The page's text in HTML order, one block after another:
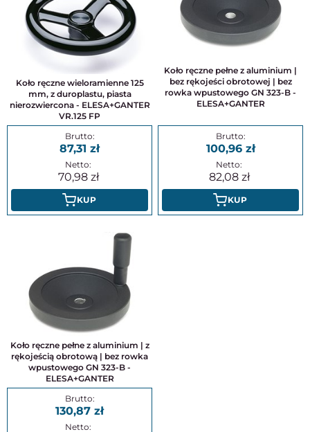
Koło ręczne wieloramienne 125
mm, z duroplastu, piasta
nierozwiercona - ELESA+GANTER
VR.125 FP
87,31
70,98
KUP
Koło ręczne pełne z aluminium |
bez rękojeści obrotowej | bez
rowka wpustowego GN 323-B -
ELESA+GANTER
100,96
82,08
KUP
Koło ręczne pełne z aluminium | z
rękojeścią obrotową | bez rowka
wpustowego GN 323-B -
ELESA+GANTER
130,87